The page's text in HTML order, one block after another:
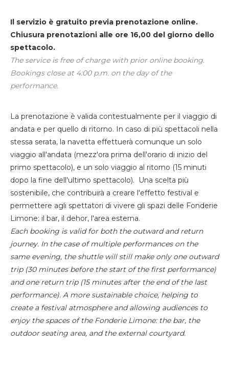
Il servizio è gratuito previa prenotazione online.
Chiusura prenotazioni alle ore 16,00 del giorno dello
spettacolo.
The service is free of charge with prior online booking.
Bookings close at 4:00 p.m. on the day of the
performance.
La prenotazione è valida contestualmente per il viaggio di
andata e per quello di ritorno. In caso di più spettacoli nella
stessa serata, la navetta effettuerà comunque un solo
viaggio all'andata (mezz'ora prima dell'orario di inizio del
primo spettacolo), e un solo viaggio al ritorno (15 minuti
dopo la fine dell'ultimo spettacolo). Una scelta più
sostenibile, che contribuirà a creare l'effetto festival e
permettere agli spettatori di vivere gli spazi delle Fonderie
Limone: il bar, il dehor, l'area esterna.
Each booking is valid for both the outward and return
journey. In the case of multiple performances on the
same evening, the shuttle will still make only one outward
trip (30 minutes before the start of the first performance)
and one return trip (15 minutes after the end of the last
performance). A more sustainable choice, helping to
create a festival atmosphere and allowing audiences to
enjoy the spaces of the Fonderie Limone: the bar, the
outdoor seating area, and the external courtyard.